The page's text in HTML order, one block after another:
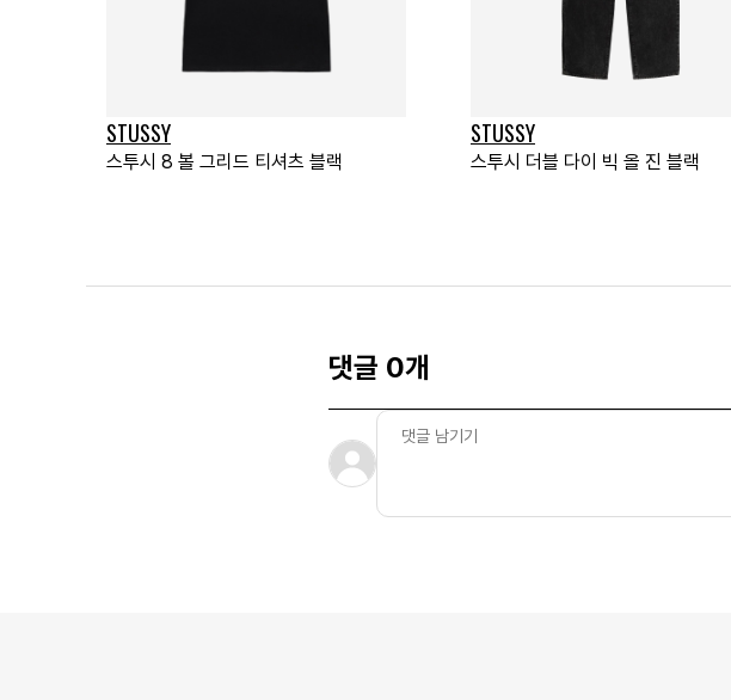
STUSSY
스투시 8 볼 그리드 티셔츠 블랙
STUSSY
스투시 더블 다이 빅 올 진 블랙
댓글 0개